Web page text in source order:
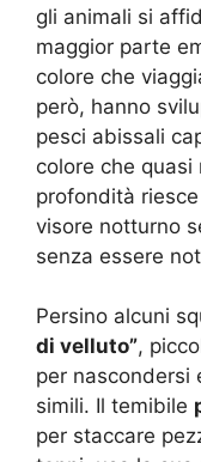
gli animali si
maggior parte
colore che
però, hanno
pesci abissali
colore che
profondità
visore notturno
senza essere
Persino alcuni
di velluto”,
per nascondersi
simili. Il temibile
per staccare